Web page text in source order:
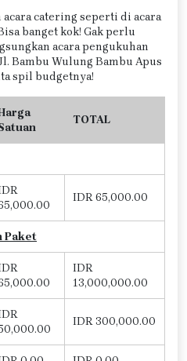
catering seperti di acara
banget kok! Gak perlu
acara pengukuhan
Bambu Wulung Bambu Apus
spil budgetnya!
TOTAL
IDR 65,000.00
Paket
IDR
13,000,000.00
IDR 300,000.00